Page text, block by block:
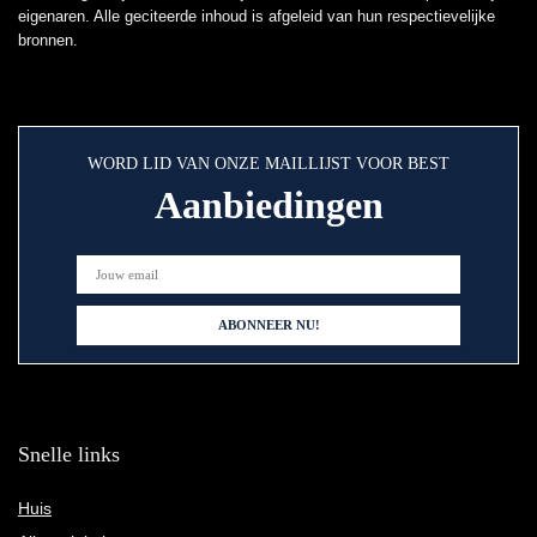
eigenaren. Alle geciteerde inhoud is afgeleid van hun respectievelijke
bronnen.
WORD LID VAN ONZE MAILLIJST VOOR BEST
Aanbiedingen
Snelle links
Huis